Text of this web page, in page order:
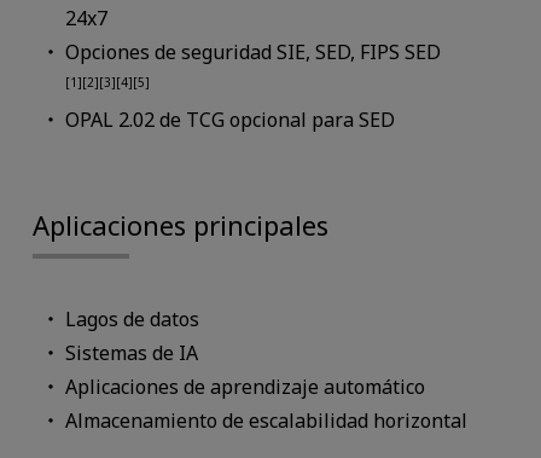
24x7
Opciones de seguridad SIE, SED, FIPS SED
[1][2][3][4][5]
OPAL 2.02 de TCG opcional para SED
Aplicaciones principales
Lagos de datos
Sistemas de IA
Aplicaciones de aprendizaje automático
Almacenamiento de escalabilidad horizontal